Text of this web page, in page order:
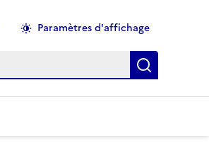
Paramètres d'affichage
Recherche